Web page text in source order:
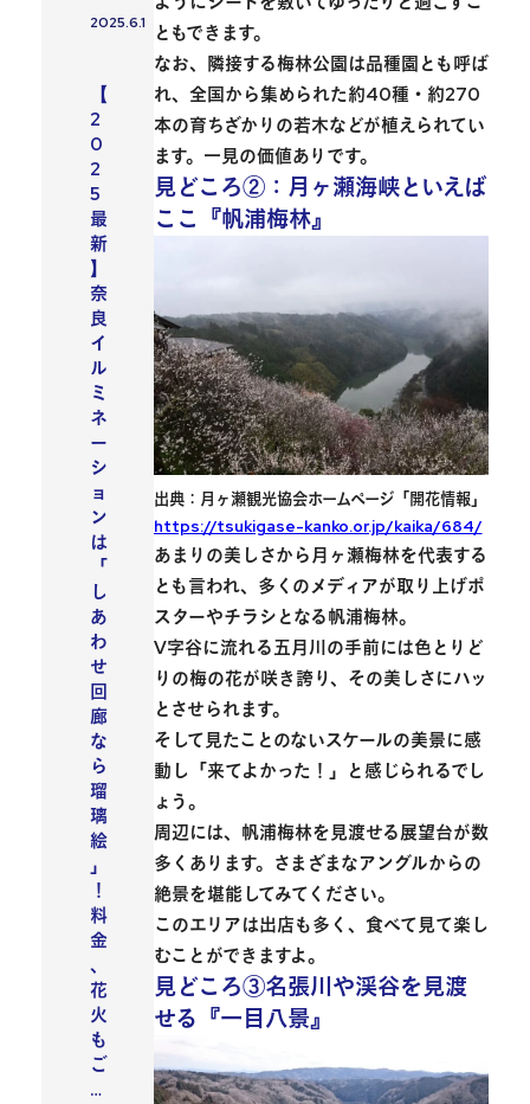
ともできます。
なお、隣接する梅林公園 は品種園とも呼ば
れ、全国から集められた約40種・約270
本の育ちざかりの若木などが植えられてい
ます。一見の価値ありです。
見どころ②：月ヶ瀬海峡といえば
ここ『帆浦梅林』
出典：月ヶ瀬観光協会ホームページ「開花情報」
https://tsukigase-kanko.or.jp/kaika/684/
あまりの美しさから月ヶ瀬梅林を代表する
とも言われ、多くのメディアが取り上げポ
スターやチラシとなる帆浦梅林。
V字谷に流れる五月川の手前には色とりど
りの梅の花が咲き誇り、その美しさにハッ
とさせられます。
そして見たことのないスケールの美景に感
動し「来てよかった！」と感じられるでし
ょう。
周辺には、帆浦梅林を見渡せる展望台が数
多くあります。さまざまなアングルからの
絶景を堪能してみてください。
このエリアは出店も多く、食べて見て楽し
むことができますよ。
見どころ③名張川や渓谷を見渡
せる『一目八景』
投稿日
2025.6.1
【
2
0
2
5
最
新
】
奈
良
イ
ル
ミ
ネ
ー
シ
ョ
ン
は
「
し
あ
わ
せ
回
廊
な
ら
瑠
璃
絵
」
！
料
金
、
花
火
も
ご
…